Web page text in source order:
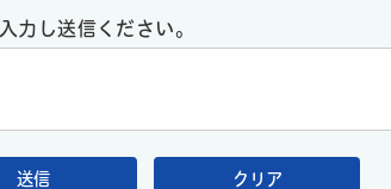
力し送信ください。